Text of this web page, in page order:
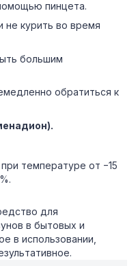
пинцета.
не курить во время
большим
обратиться к
температуре от −15
для
в бытовых и
в использовании,